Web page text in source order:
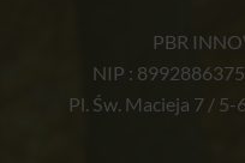
PBR
NIP :
Pl. Św. Macieja 7 /